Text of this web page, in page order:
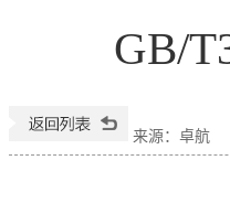
GB/
来源：卓航